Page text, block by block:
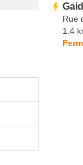
Rue
1.4